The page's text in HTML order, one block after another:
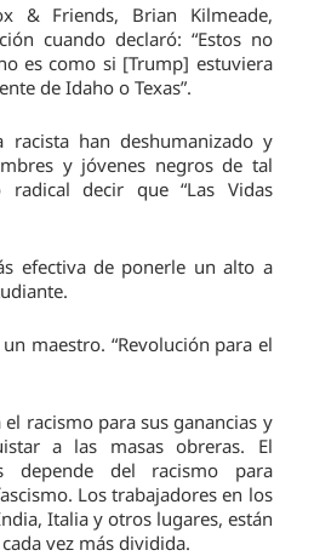
& Friends, Brian Kilmeade,
cuando declaró: “Estos no
es como si [Trump] estuviera
de Idaho o Texas”.
racista han deshumanizado y
y jóvenes negros de tal
decir que “Las Vidas
efectiva de ponerle un alto a
maestro. “Revolución para el
racismo para sus ganancias y
a las masas obreras. El
depende del racismo para
Los trabajadores en los
Italia y otros lugares, están
vez más dividida.